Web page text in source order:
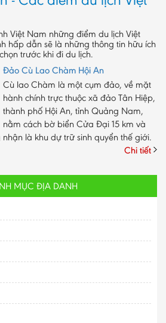
Việt Nam những điểm du lịch Việt
hấp dẫn sẽ là những thông tin hữu ích
trước khi đi du lịch.
Đảo Cù Lao Chàm Hội An
Cù lao Chàm là một cụm đảo, về mặt
hành chính trực thuộc xã đảo Tân Hiệp,
thành phố Hội An, tỉnh Quảng Nam,
nằm cách bờ biển Cửa Đại 15 km và
là khu dự trữ sinh quyển thế giới.
Chi tiết
MỤC ĐỊA DANH